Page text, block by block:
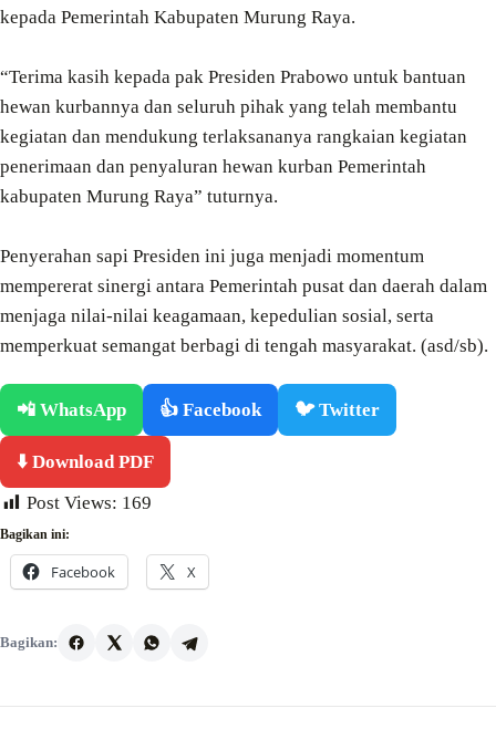
kepada Pemerintah Kabupaten Murung Raya.
“Terima kasih kepada pak Presiden Prabowo untuk bantuan
hewan kurbannya dan seluruh pihak yang telah membantu
kegiatan dan mendukung terlaksananya rangkaian kegiatan
penerimaan dan penyaluran hewan kurban Pemerintah
kabupaten Murung Raya” tuturnya.
Penyerahan sapi Presiden ini juga menjadi momentum
mempererat sinergi antara Pemerintah pusat dan daerah dalam
menjaga nilai-nilai keagamaan, kepedulian sosial, serta
memperkuat semangat berbagi di tengah masyarakat. (asd/sb).
📲 WhatsApp 👍 Facebook 🐦 Twitter
⬇️ Download PDF
Post Views: 169
Bagikan ini:
Facebook X
Bagikan: